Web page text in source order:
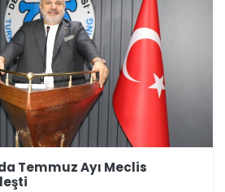
Temmuz Ayı Meclis